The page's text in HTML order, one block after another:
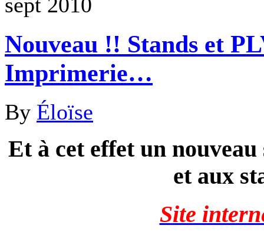
Nouveau !! Stands et
Imprimerie…
By Éloïse
Et à cet effet un
et aux
Site